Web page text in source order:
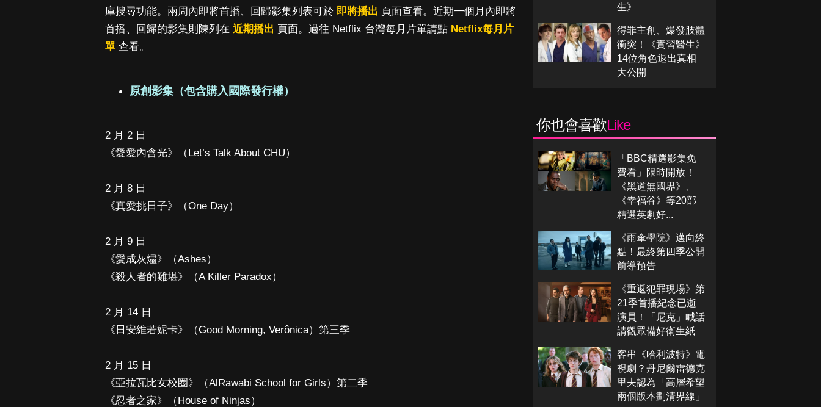
庫搜尋功能。兩周內即將首播、回歸影集列表可於 即將播出 頁面查看。近期一個月內即將
首播、回歸的影集則陳列在 近期播出 頁面。過往 Netflix 台灣每月片單請點 Netflix每月片
單 查看。
原創影集（包含購入國際發行權）
2 月 2 日
《愛愛內含光》（Let’s Talk About CHU）
2 月 8 日
《真愛挑日子》（One Day）
2 月 9 日
《愛成灰燼》（Ashes）
《殺人者的難堪》（A Killer Paradox）
2 月 14 日
《日安維若妮卡》（Good Morning, Verônica）第三季
2 月 15 日
《亞拉瓦比女校圈》（AlRawabi School for Girls）第二季
《忍者之家》（House of Ninjas）
生》
得罪主創、爆發肢體
衝突！《實習醫生》
14位角色退出真相
大公開
你也會喜歡Like
「BBC精選影集免
費看」限時開放！
《黑道無國界》、
《幸福谷》等20部
精選英劇好...
《雨傘學院》邁向終
點！最終第四季公開
前導預告
《重返犯罪現場》第
21季首播紀念已逝
演員！「尼克」喊話
請觀眾備好衛生紙
客串《哈利波特》電
視劇？丹尼爾雷德克
里夫認為「高層希望
兩個版本劃清界線」